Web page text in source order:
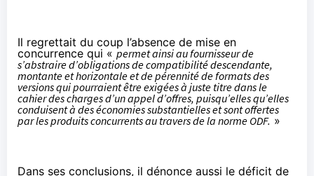
Il regrettait du coup l’absence de mise en
concurrence qui « permet ainsi au fournisseur de
s’abstraire d’obligations de compatibilité descendante,
montante et horizontale et de pérennité de formats des
versions qui pourraient être exigées à juste titre dans le
cahier des charges d’un appel d’offres, puisqu’elles qu’elles
conduisent à des économies substantielles et sont offertes
par les produits concurrents au travers de la norme ODF. »
Dans ses conclusions, il dénonce aussi le déficit de